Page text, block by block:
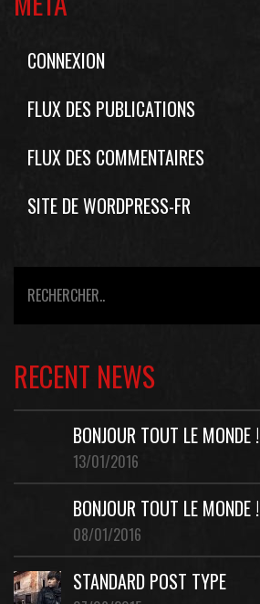
CONNEXION
FLUX DES PUBLICATIONS
FLUX DES COMMENTAIRES
SITE DE WORDPRESS-FR
RECENT NEWS
BONJOUR TOUT LE MONDE !
13/01/2016
BONJOUR TOUT LE MONDE !
08/01/2016
STANDARD POST TYPE